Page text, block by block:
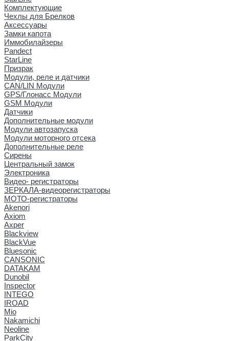
Комплектующие
Чехлы для Брелков
Аксессуары
Замки капота
Иммобилайзеры
Pandect
StarLine
Призрак
Модули, реле и датчики
CAN/LIN Модули
GPS/Глонасс Модули
GSM Модули
Датчики
Дополнительные модули
Модули автозапуска
Модули моторного отсека
Дополнительные реле
Сирены
Центральный замок
Электроника
Видео- регистраторы
ЗЕРКАЛА-видеорегистраторы
МОТО-регистраторы
Akenori
Axiom
Axper
Blackview
BlackVue
Bluesonic
CANSONIC
DATAKAM
Dunobil
Inspector
INTEGO
IROAD
Mio
Nakamichi
Neoline
ParkCity